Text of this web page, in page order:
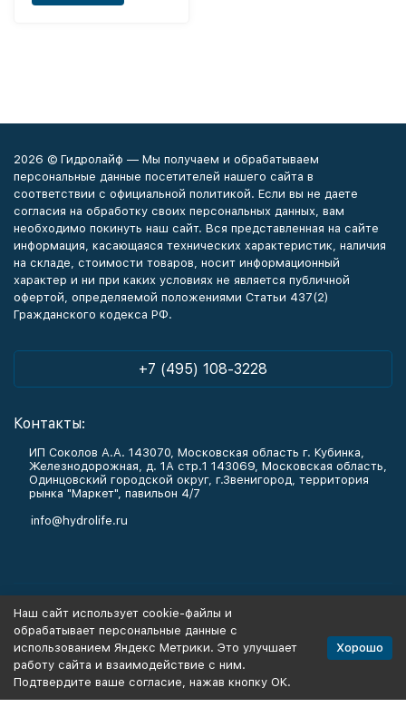
2026 © Гидролайф — Мы получаем и обрабатываем
персональные данные посетителей нашего сайта в
соответствии с официальной политикой. Если вы не даете
согласия на обработку своих персональных данных, вам
необходимо покинуть наш сайт. Вся представленная на сайте
информация, касающаяся технических характеристик, наличия
на складе, стоимости товаров, носит информационный
характер и ни при каких условиях не является публичной
офертой, определяемой положениями Статьи 437(2)
Гражданского кодекса РФ.
+7 (495) 108-3228
Контакты:
ИП Соколов А.А. 143070, Московская область г. Кубинка,
Железнодорожная, д. 1А стр.1 143069, Московская область,
Одинцовский городской округ, г.Звенигород, территория
рынка "Маркет", павильон 4/7
info@hydrolife.ru
Информация
Политика персональных данных
Наш сайт использует cookie-файлы и
обрабатывает персональные данные с
использованием Яндекс Метрики. Это улучшает
работу сайта и взаимодействие с ним.
Подтвердите ваше согласие, нажав кнопку ОК.
Хорошо